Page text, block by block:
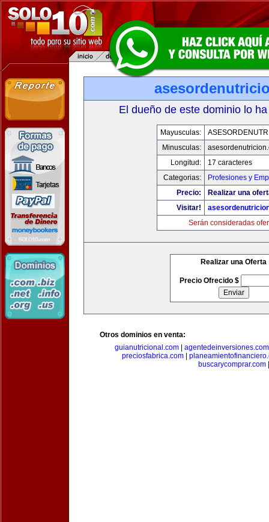
El dueño de este dominio lo
Mayusculas:
Minusculas:
Longitud:
17 caracteres
Categorias:
Profesiones y
Precio:
Realizar una
Visitar!
Serán consideradas
Realizar una Oferta
Precio Ofrecido $
Otros dominios en venta:
guianutricional.com
agentedeinversiones.com
preciosfabrica.com|
buscarycomprar.com|